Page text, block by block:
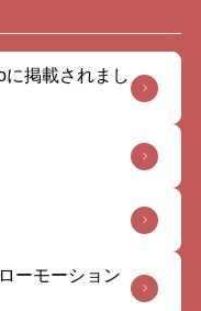
掲載されまし
ーモーション